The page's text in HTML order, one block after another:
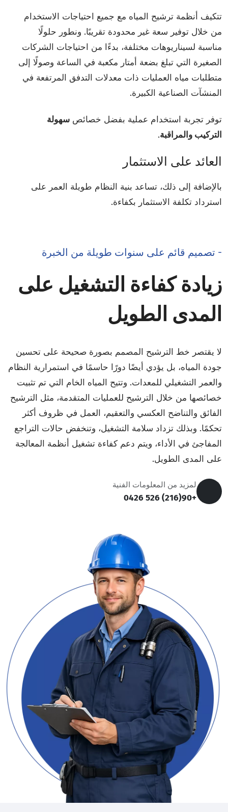
تتكيف أنظمة ترشيح المياه مع جميع احتياجات الاستخدام
من خلال توفير سعة غير محدودة تقريبًا. ونطور حلولًا
مناسبة لسيناريوهات مختلفة، بدءًا من احتياجات الشركات
الصغيرة التي تبلغ بضعة أمتار مكعبة في الساعة وصولًا إلى
متطلبات مياه العمليات ذات معدلات التدفق المرتفعة في
المنشآت الصناعية الكبيرة.
توفر تجربة استخدام عملية بفضل خصائص سهولة
التركيب والمراقبة.
العائد على الاستثمار
بالإضافة إلى ذلك، تساعد بنية النظام طويلة العمر على
استرداد تكلفة الاستثمار بكفاءة.
- تصميم قائم على سنوات طويلة من الخبرة
زيادة كفاءة التشغيل على
المدى الطويل
لا يقتصر خط الترشيح المصمم بصورة صحيحة على تحسين
جودة المياه، بل يؤدي أيضًا دورًا حاسمًا في استمرارية النظام
والعمر التشغيلي للمعدات. وتتيح المياه الخام التي تم تثبيت
خصائصها من خلال الترشيح للعمليات المتقدمة، مثل الترشيح
الفائق والتناضح العكسي والتعقيم، العمل في ظروف أكثر
تحكمًا. وبذلك تزداد سلامة التشغيل، وتنخفض حالات التراجع
المفاجئ في الأداء، ويتم دعم كفاءة تشغيل أنظمة المعالجة
على المدى الطويل.
لمزيد من المعلومات الفنية
+90(216) 526 0426